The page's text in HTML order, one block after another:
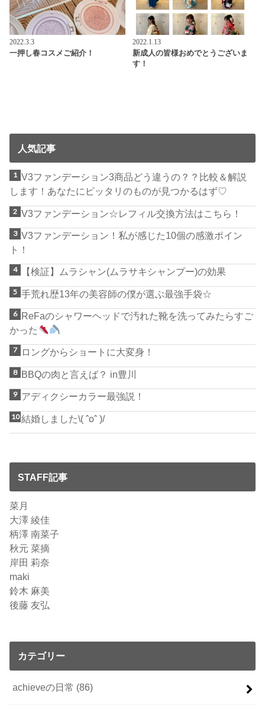
2022.3.3
一押し春コスメご紹介！
2022.1.13
新成人の皆様おめでとうございま
す！
人気記事
V3ファンデーション3商品どう違うの？？比較＆解説
します！あなたにピッタリのものが見つかるはず♡
V3ファンデーション☆レフィル交換方法はこちら！
V3ファンデーション！私が感じた10個の感激ポイン
ト！
【検証】ムラシャン(ムラサキシャンプー)の効果
手荒れ歴13年の美容師の僕が選ぶ最強手袋☆
ReFaのシャワーヘッドで汚れた靴を洗ってみたらすご
かった
ロングからショートに大変身！
BBQの肉と言えば？ in豊川
アディクシーカラー最強説！
結婚しました\( ˆoˆ )/
STAFF記事
菜月
大澤 綾佳
柄澤 南菜子
秋元 菜摘
岸田 莉奈
maki
鈴木 麻美
後藤 友弘
カテゴリー
achieveの日常 (86)